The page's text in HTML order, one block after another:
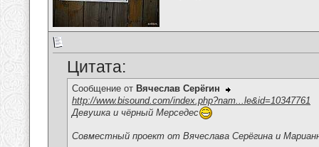
Цитата:
Сообщение от Вячеслав Серёгин
http://www.bisound.com/index.php?nam...le&id=10347761
Девушка и чёрный Мерседес
Совместный проект от Вячеслава Серёгина и